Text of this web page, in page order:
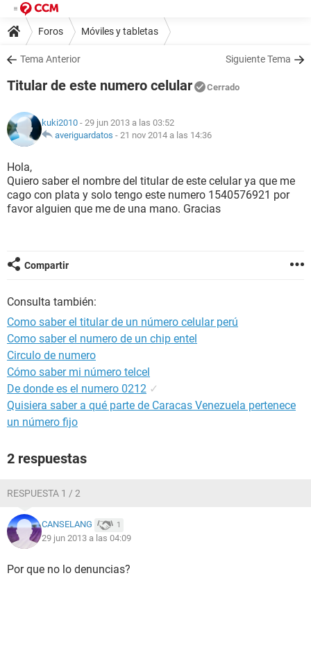
Foros Móviles y tabletas
Tema Anterior Siguiente Tema
Titular de este numero celular Cerrado
kuki2010 - 29 jun 2013 a las 03:52
averiguardatos - 21 nov 2014 a las 14:36
Hola,
Quiero saber el nombre del titular de este celular ya que me
cago con plata y solo tengo este numero 1540576921 por
favor alguien que me de una mano. Gracias
Compartir
Consulta también:
Como saber el titular de un número celular perú
Como saber el numero de un chip entel
Circulo de numero
Cómo saber mi número telcel
De donde es el numero 0212 ✓
Quisiera saber a qué parte de Caracas Venezuela pertenece
un número fijo
2 respuestas
RESPUESTA 1 / 2
CANSELANG 1
29 jun 2013 a las 04:09
Por que no lo denuncias?